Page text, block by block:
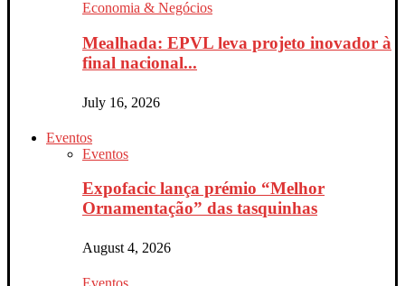
Economia & Negócios
Mealhada: EPVL leva projeto inovador à
final nacional...
July 16, 2026
Eventos
Eventos
Expofacic lança prémio “Melhor
Ornamentação” das tasquinhas
August 4, 2026
Eventos